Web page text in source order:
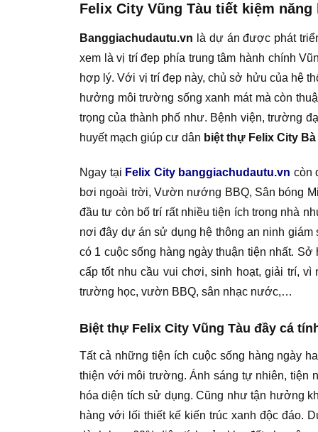
Felix City Vũng Tàu tiết kiệm
Banggiachudautu.vn là dự án được phát
xem là vị trí đẹp phía trung tâm hành chính
hợp lý. Với vị trí đẹp này, chủ sở hửu của hệ
hưởng môi trường sống xanh mát mà còn
trọng của thành phố như. Bệnh viện, trường
huyết mạch giúp cư dân biệt thự Felix City Bà
Ngay tại Felix City banggiachudautu.vn còn
bơi ngoài trời, Vườn nướng BBQ, Sân bóng
đầu tư còn bố trí rất nhiều tiện ích trong nhà
nơi đây dự án sử dụng hệ thông an ninh giám
có 1 cuộc sống hàng ngày thuận tiện nhất.
cấp tốt nhu cầu vui chơi, sinh hoạt, giải trí,
trường học, vườn BBQ, sân nhạc nước,…
Biệt thự Felix City Vũng Tàu đầy cá
Tất cả những tiện ích cuộc sống hàng ngày
thiện với môi trường. Ánh sáng tự nhiên, tiện
hóa diện tích sử dụng. Cũng như tận hưởng
hàng với lối thiết kế kiến trúc xanh độc đáo.